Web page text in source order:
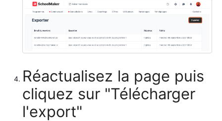
Réactualisez la page puis
cliquez sur "Télécharger
l'export"